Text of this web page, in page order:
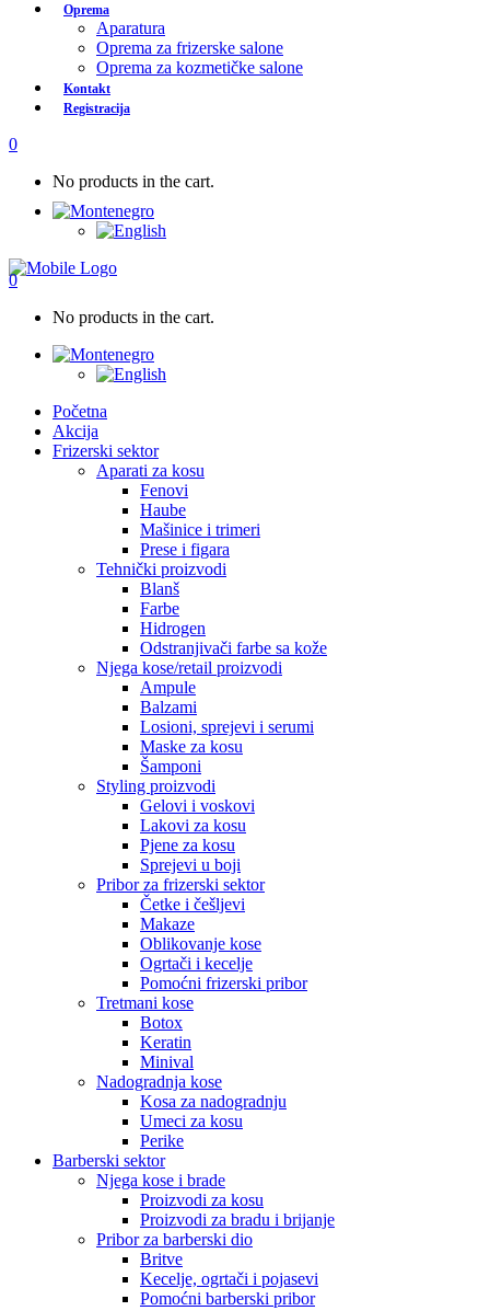
Oprema
Aparatura
Oprema za frizerske salone
Oprema za kozmetičke salone
Kontakt
Registracija
0
No products in the cart.
0
No products in the cart.
Početna
Akcija
Frizerski sektor
Aparati za kosu
Fenovi
Haube
Mašinice i trimeri
Prese i figara
Tehnički proizvodi
Blanš
Farbe
Hidrogen
Odstranjivači farbe sa kože
Njega kose/retail proizvodi
Ampule
Balzami
Losioni, sprejevi i serumi
Maske za kosu
Šamponi
Styling proizvodi
Gelovi i voskovi
Lakovi za kosu
Pjene za kosu
Sprejevi u boji
Pribor za frizerski sektor
Četke i češljevi
Makaze
Oblikovanje kose
Ogrtači i kecelje
Pomoćni frizerski pribor
Tretmani kose
Botox
Keratin
Minival
Nadogradnja kose
Kosa za nadogradnju
Umeci za kosu
Perike
Barberski sektor
Njega kose i brade
Proizvodi za kosu
Proizvodi za bradu i brijanje
Pribor za barberski dio
Britve
Kecelje, ogrtači i pojasevi
Pomoćni barberski pribor